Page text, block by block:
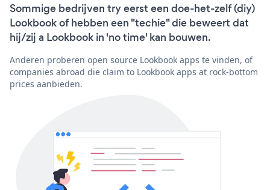
Sommige bedrijven try eerst een doe-het-zelf (diy)
Lookbook of hebben een "techie" die beweert dat
hij/zij a Lookbook in 'no time' kan bouwen.
Anderen proberen open source Lookbook apps te vinden, of
companies abroad die claim to Lookbook apps at rock-bottom
prices aanbieden.